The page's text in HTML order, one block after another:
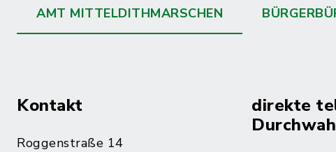
AMT MITTELDITHMARSCHEN
Kontakt
Roggenstraße 14
direkte